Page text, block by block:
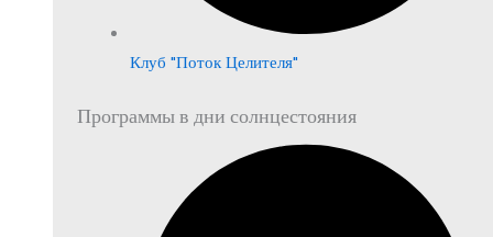
Клуб "Поток Целителя"
Программы в дни солнцестояния